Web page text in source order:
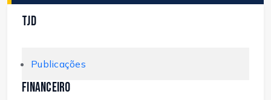
TJD
Publicações
Financeiro